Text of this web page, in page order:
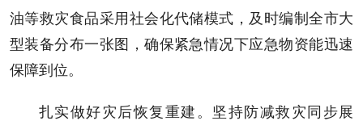
油等救灾食品采用社会化代储模式，及时编制全市大
型装备分布一张图，确保紧急情况下应急物资能迅速
保障到位。
扎实做好灾后恢复重建。坚持防减救灾同步展